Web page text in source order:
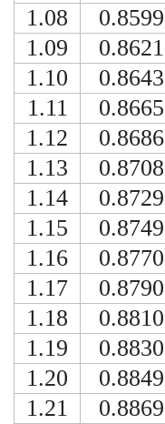
1.08
0.8599
1.09
0.8621
1.10
0.8643
1.11
0.8665
1.12
0.8686
1.13
0.8708
1.14
0.8729
1.15
0.8749
1.16
0.8770
1.17
0.8790
1.18
0.8810
1.19
0.8830
1.20
0.8849
1.21
0.8869